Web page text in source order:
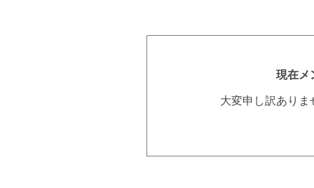
現在メ
大変申し訳あり